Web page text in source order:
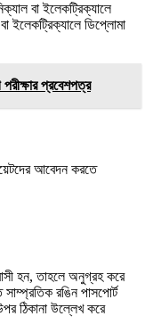
বা ইলেকট্রিক্যালে
ইলেকট্রিক্যালে ডিপ্লোমা
পরীক্ষার প্রবেশপত্র
আবেদন করতে
হন, তাহলে অনুগ্রহ করে
রঙিন পাসপোর্ট
ঠিকানা উল্লেখ করে